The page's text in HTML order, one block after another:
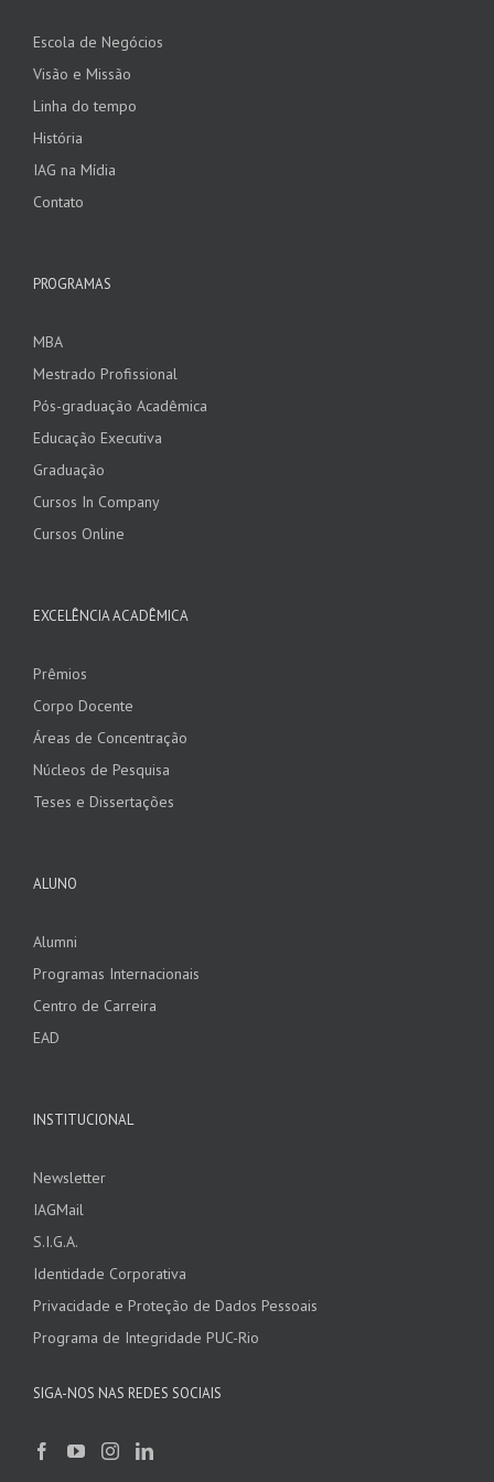
Escola de Negócios
Visão e Missão
Linha do tempo
História
IAG na Mídia
Contato
PROGRAMAS
MBA
Mestrado Profissional
Pós-graduação Acadêmica
Educação Executiva
Graduação
Cursos In Company
Cursos Online
EXCELÊNCIA ACADÊMICA
Prêmios
Corpo Docente
Áreas de Concentração
Núcleos de Pesquisa
Teses e Dissertações
ALUNO
Alumni
Programas Internacionais
Centro de Carreira
EAD
INSTITUCIONAL
Newsletter
IAGMail
S.I.G.A.
Identidade Corporativa
Privacidade e Proteção de Dados Pessoais
Programa de Integridade PUC-Rio
SIGA-NOS NAS REDES SOCIAIS